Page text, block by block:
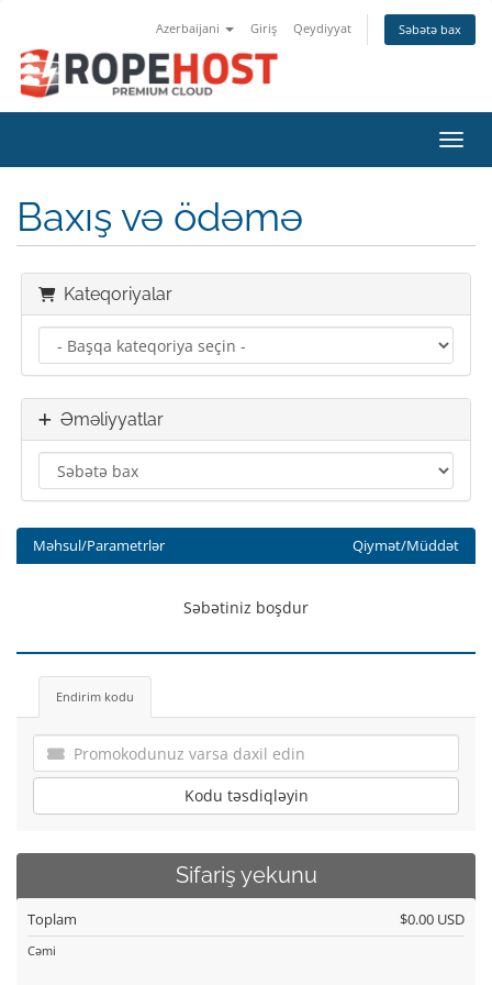
Azerbaijani Giriş Qeydiyyat Səbətə bax
Baxış və ödəmə
Kateqoriyalar
Əməliyyatlar
Məhsul/Parametrlər Qiymət/Müddət
Səbətiniz boşdur
Endirim kodu
Kodu təsdiqləyin
Sifariş yekunu
Toplam $0.00 USD
Cəmi